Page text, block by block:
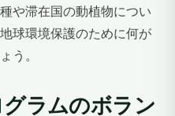
や滞在国の動植物につい
球環境保護のために何が
う。
ラムのボラン